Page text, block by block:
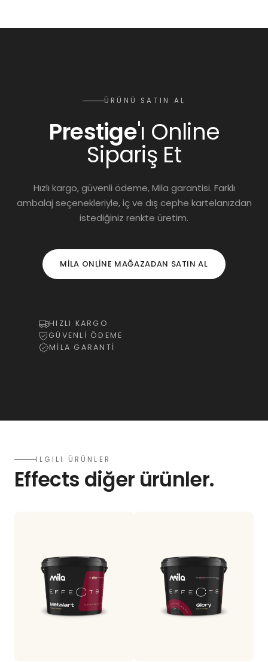
ÜRÜNÜ SATIN AL
Prestige'ı Online
Sipariş Et
Hızlı kargo, güvenli ödeme, Mila garantisi. Farklı
ambalaj seçenekleriyle, iç ve dış cephe kartelanızdan
istediğiniz renkte üretim.
MILA ONLINE MAĞAZADAN SATIN AL
HIZLI KARGO
GÜVENLİ ÖDEME
MİLA GARANTİ
İLGİLİ ÜRÜNLER
Effects diğer ürünler.